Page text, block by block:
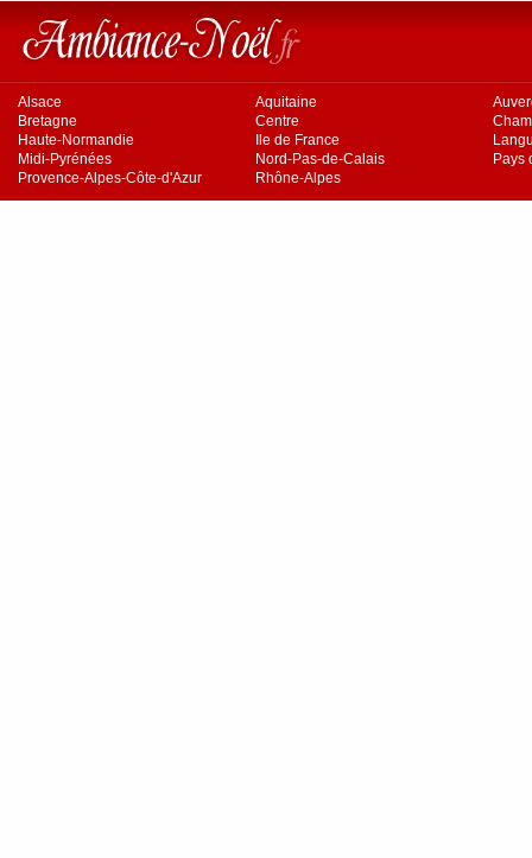
Alsace Aquitaine
Bretagne
Centre
Haute-Normandie
Ile de France
Midi-Pyrénées
Nord-Pas-de-Calais
Pays
Provence-Alpes-Côte-d'Azur
Rhône-Alpes